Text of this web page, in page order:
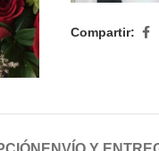
Compartir: